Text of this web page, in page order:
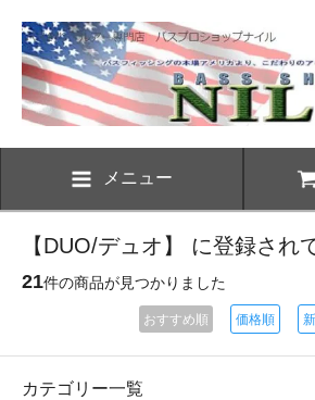
メニュー
【DUO/デュオ】 に登録され
21件の商品が見つかりました
おすすめ順 価格順
カテゴリー一覧